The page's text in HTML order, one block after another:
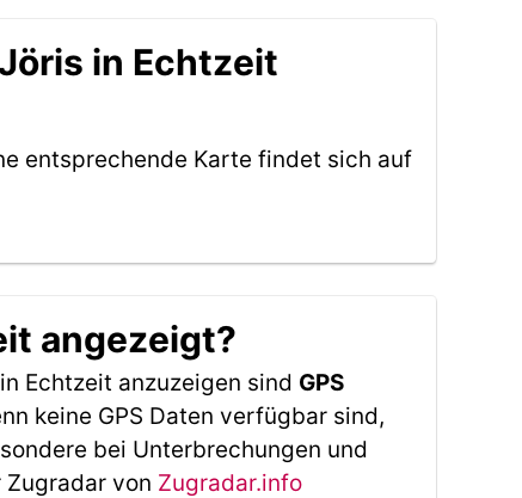
in Echtzeit
entsprechende Karte findet sich auf
angezeigt?
Echtzeit anzuzeigen sind GPS
keine GPS Daten verfügbar sind,
bei Unterbrechungen und
von Zugradar.info